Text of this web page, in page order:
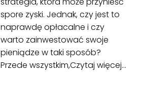
spore zyski. Jednak, czy jest to
naprawdę opłacalne i czy
warto zainwestować swoje
pieniądze w taki sposób?
Przede wszystkim,Czytaj więcej…